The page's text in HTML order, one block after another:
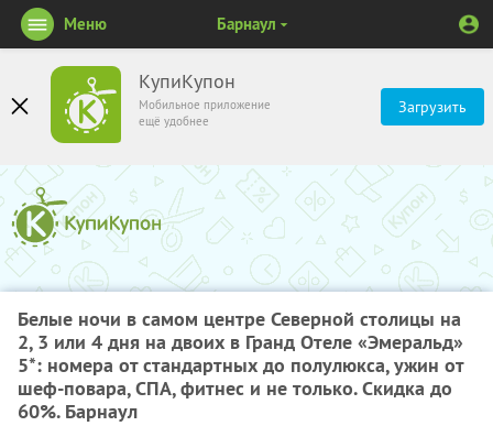
КупиКупон
Мобильное приложение
ещё удобнее
Загрузить
Меню Барнаул
Белые ночи в самом центре Северной столицы на
2, 3 или 4 дня на двоих в Гранд Отеле «Эмеральд»
5*: номера от стандартных до полулюкса, ужин от
шеф-повара, СПА, фитнес и не только.Скидка до
60%. Барнаул